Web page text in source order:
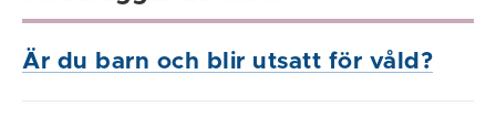
Är du barn och blir utsatt för våld?